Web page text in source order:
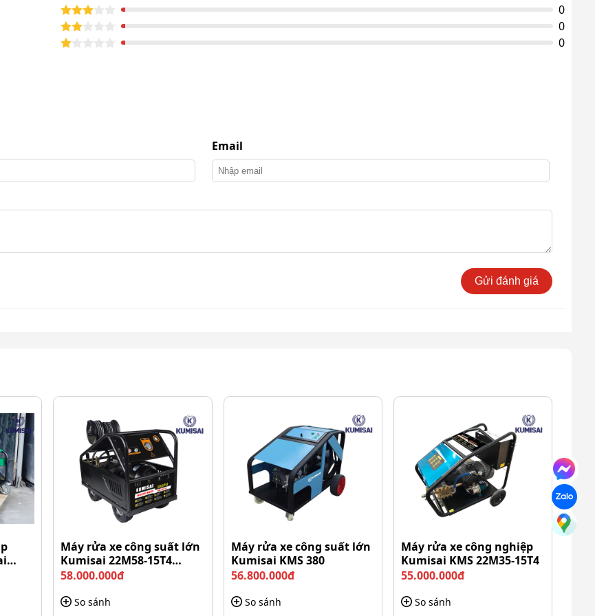
mốc trên tường nhà, hàng rào và sân thượng.
phổ biến trong cuộc sống
máy móc, thiết bị dính dầu mỡ nhẹ.
dễ dàng.
hoặc phun xòe tiện lợi.
xịt rửa cao áp Perfect PF-
0
0
0
Email
Gửi đánh giá
Máy rửa xe công suất lớn
Kumisai 22M58-15T4
(15Kw)
58.000.000đ
So sánh
Máy rửa xe công suất lớn
Kumisai KMS 380
56.800.000đ
So sánh
Máy rửa xe công nghiệp
Kumisai KMS 22M35-15T4
55.000.000đ
So sánh